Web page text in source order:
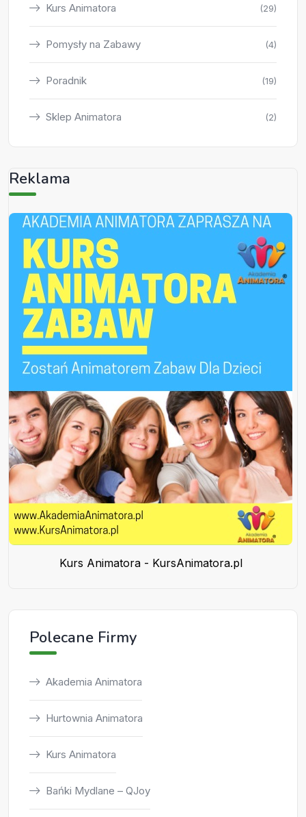
Kurs Animatora (29)
Pomysły na Zabawy (4)
Poradnik (19)
Sklep Animatora (2)
Reklama
Kurs Animatora - KursAnimatora.pl
Polecane Firmy
Akademia Animatora
Hurtownia Animatora
Kurs Animatora
Bańki Mydlane – QJoy